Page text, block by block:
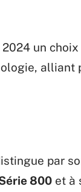
un
alliant
par
800 et à